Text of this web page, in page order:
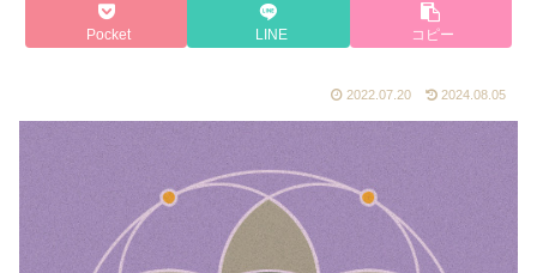
Pocket LINE コピー
2022.07.20 2024.08.05